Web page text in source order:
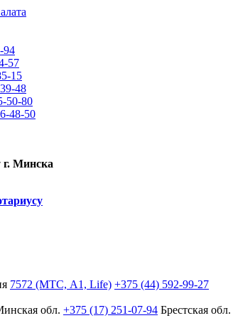
94
57
15
48
50-80
48-50
г. Минска
7572 (МТС, A1, Life) +375 (44) 592-99-27
обл. +375 (17) 251-07-94 Брестская обл.